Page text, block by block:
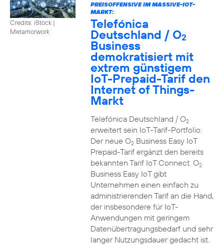
Credits: iStock |
Metamorwork
PREISOFFENSIVE IM MASSIVE-IOT-
MARKT:
Telefónica
Deutschland / O2
Business
demokratisiert mit
extrem günstigem
IoT-Prepaid-Tarif den
Internet of Things-
Markt
Telefónica Deutschland / O2
erweitert sein IoT-Tarif-Portfolio:
Der neue O2Business Easy IoT
Prepaid-Tarif ergänzt den bereits
bekannten Tarif IoT Connect. O2
Business Easy IoT gibt
Unternehmen einen einfach zu
administrierenden Tarif an die Hand,
der insbesondere für IoT-
Anwendungen mit geringem
Datenübertragungsbedarf und sehr
langer Nutzungsdauer gedacht ist.